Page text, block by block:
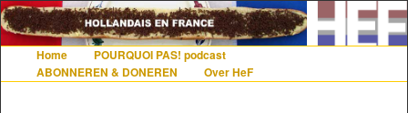
De gezelligste website voor Nederlanders die iets met Frankrijk hebben
HoofdmenuSpring naar de primaire inhoud
Spring naar de secundaire inhoud
Home
POURQUOI PAS! podcast
ABONNEREN & DONEREN
Over HeF